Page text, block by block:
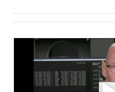
Mit der Wiedergabe
Daten an